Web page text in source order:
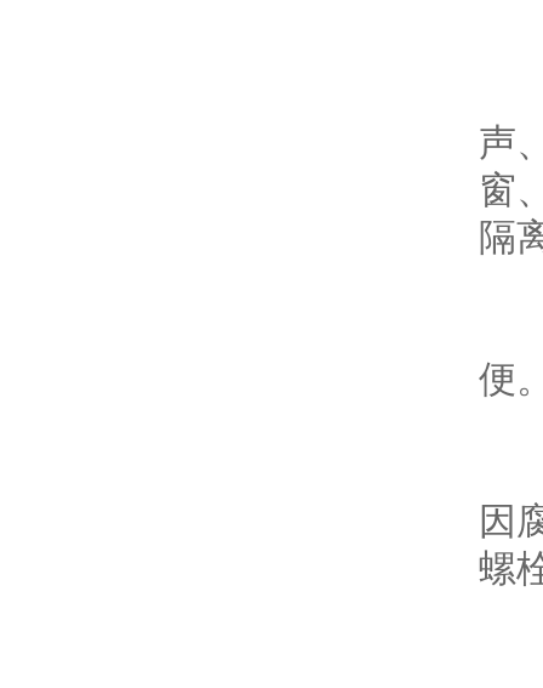
声
窗
隔
便
因
螺栓